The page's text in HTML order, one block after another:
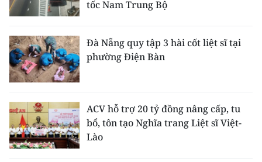
tốc Nam Trung Bộ
Đà Nẵng quy tập 3 hài cốt liệt sĩ tại
phường Điện Bàn
ACV hỗ trợ 20 tỷ đồng nâng cấp, tu
bổ, tôn tạo Nghĩa trang Liệt sĩ Việt-
Lào